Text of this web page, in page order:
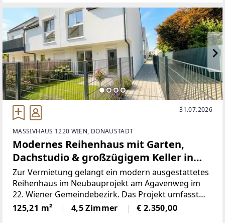
31.07.2026
MASSIVHAUS 1220 WIEN, DONAUSTADT
Modernes Reihenhaus mit Garten,
Dachstudio & großzügigem Keller in
ruhiger Lage in Wien 1220
Zur Vermietung gelangt ein modern ausgestattetes
Reihenhaus im Neubauprojekt am Agavenweg im
22. Wiener Gemeindebezirk. Das Projekt umfasst
insgesamt 15 Häuser und überzeugt durch seine
ruhige Lage sowie zeitgemäße Architektur.Das Haus
125,21 m² 4,5 Zimmer € 2.350,00